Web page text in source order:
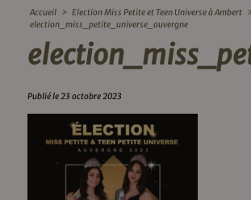
Accueil > Election Miss Petite et Teen Universe à Ambert
election_miss_petite_universe_auvergne
Publié le 23 octobre 2023